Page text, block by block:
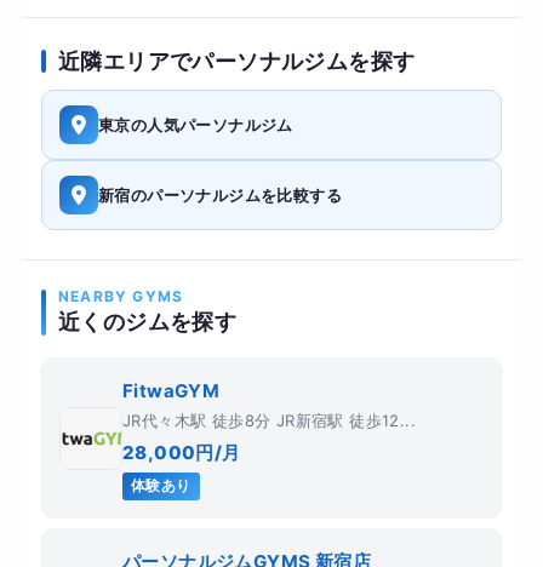
近隣エリアでパーソナルジムを探す
東京の人気パーソナルジム
新宿のパーソナルジムを比較する
NEARBY GYMS
近くのジムを探す
FitwaGYM
JR代々木駅 徒歩8分 JR新宿駅 徒歩12...
28,000円/月
体験あり
パーソナルジムGYMS 新宿店